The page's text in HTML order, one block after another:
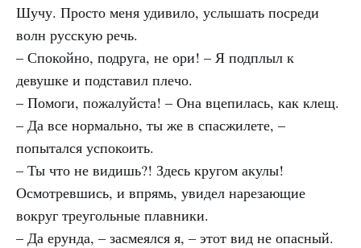
Шучу. Просто меня удивило, услышать посреди
волн русскую речь.
– Спокойно, подруга, не ори! – Я подплыл к
девушке и подставил плечо.
– Помоги, пожалуйста! – Она вцепилась, как клещ.
– Да все нормально, ты же в спасжилете, –
попытался успокоить.
– Ты что не видишь?! Здесь кругом акулы!
Осмотревшись, и впрямь, увидел нарезающие
вокруг треугольные плавники.
– Да ерунда, – засмеялся я, – этот вид не опасный.